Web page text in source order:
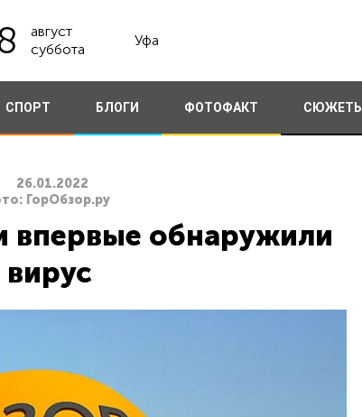
август
суббота
Уфа
СПОРТ БЛОГИ ФОТОФАКТ СЮЖЕТЫ
26.01.2022
ГорОбзор.ру
впервые обнаружили